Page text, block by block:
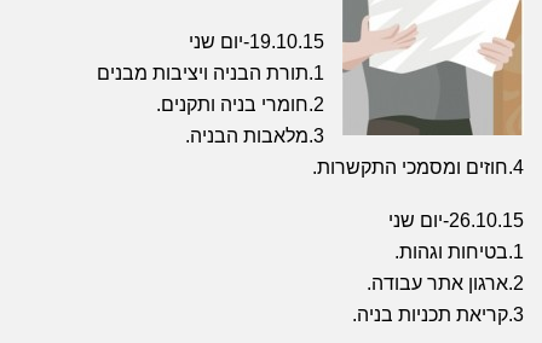
19.10.15-יום שני
1.תורת הבניה ויציבות מבנים
2.חומרי בניה ותקנים.
3.מלאבות הבניה.
4.חוזים ומסמכי התקשרות.
26.10.15-יום שני
1.בטיחות וגהות.
2.ארגון אתר עבודה.
3.קריאת תכניות בניה.